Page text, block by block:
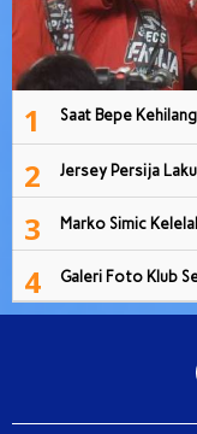
1 Saat Bepe
2 Jersey Persija
3 Marko Simic
4 Galeri Foto Klub